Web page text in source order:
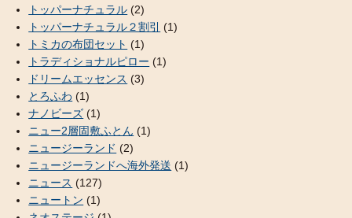
トッパーナチュラル (2)
トッパーナチュラル２割引
(1)
トミカの布団セット (1)
トラディショナルピロー (1)
ドリームエッセンス (3)
とろふわ (1)
ナノビーズ (1)
ニュー2層固敷ふとん (1)
ニュージーランド (2)
ニュージーランドへ海外発送 (1)
ニュース (127)
ニュートン (1)